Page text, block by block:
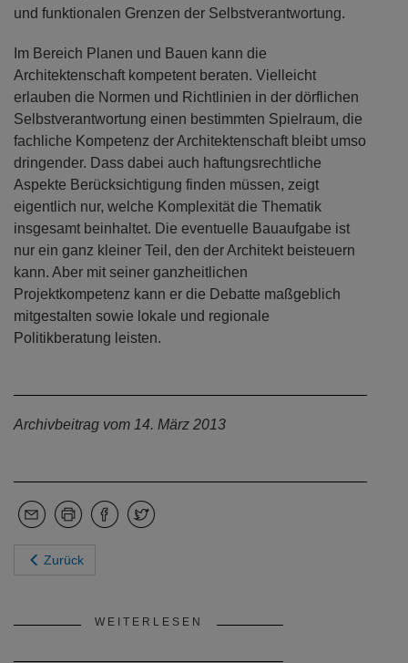
und funktionalen Grenzen der Selbstverantwortung.
Im Bereich Planen und Bauen kann die
Architektenschaft kompetent beraten. Vielleicht
erlauben die Normen und Richtlinien in der dörflichen
Selbstverantwortung einen bestimmten Spielraum, die
fachliche Kompetenz der Architektenschaft bleibt umso
dringender. Dass dabei auch haftungsrechtliche
Aspekte Berücksichtigung finden müssen, zeigt
eigentlich nur, welche Komplexität die Thematik
insgesamt beinhaltet. Die eventuelle Bauaufgabe ist
nur ein ganz kleiner Teil, den der Architekt beisteuern
kann. Aber mit seiner ganzheitlichen
Projektkompetenz kann er die Debatte maßgeblich
mitgestalten sowie lokale und regionale
Politikberatung leisten.
Archivbeitrag vom 14. März 2013
Zurück
WEITERLESEN